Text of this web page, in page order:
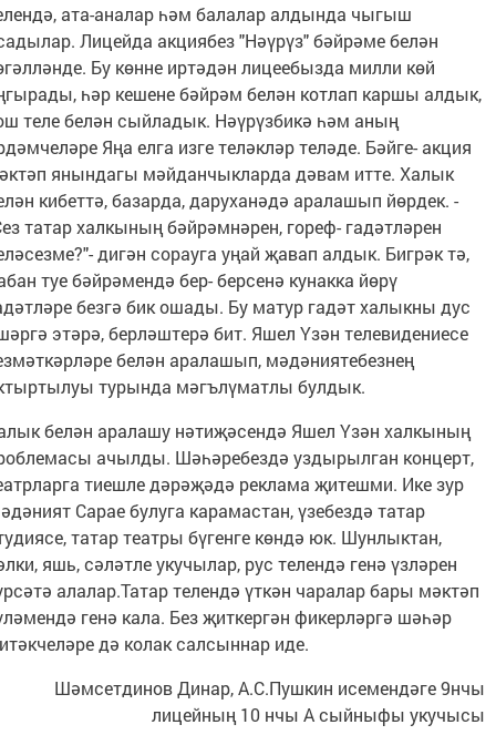
ата-аналар һәм балалар алдында чыгыш
Лицейда акциябез "Нәүрүз" бәйрәме белән
Бу көнне иртәдән лицеебызда милли көй
һәр кешене бәйрәм белән котлап каршы алдык,
теле белән сыйладык. Нәүрүзбикә һәм аның
Яңа елга изге теләкләр теләде. Бәйге- акция
янындагы мәйданчыкларда дәвам итте. Халык
кибеттә, базарда, даруханәдә аралашып йөрдек. -
татар халкының бәйрәмнәрен, гореф- гадәтләрен
дигән сорауга уңай җавап алдык. Бигрәк тә,
туе бәйрәмендә бер- берсенә кунакка йөрү
безгә бик ошады. Бу матур гадәт халыкны дус
этәрә, берләштерә бит. Яшел Үзән телевидениесе
белән аралашып, мәдәниятебезнең
турында мәгълүматлы булдык.
белән аралашу нәтиҗәсендә Яшел Үзән халкының
ачылды. Шәһәребездә уздырылган концерт,
тиешле дәрәҗәдә реклама җитешми. Ике зур
Сарае булуга карамастан, үзебездә татар
татар театры бүгенге көндә юк. Шунлыктан,
яшь, сәләтле укучылар, рус телендә генә үзләрен
алалар.Татар телендә үткән чаралар бары мәктәп
генә кала. Без җиткергән фикерләргә шәһәр
дә колак салсыннар иде.
Шәмсетдинов Динар, А.С.Пушкин исемендәге 9нчы
лицейның 10 нчы А сыйныфы укучысы